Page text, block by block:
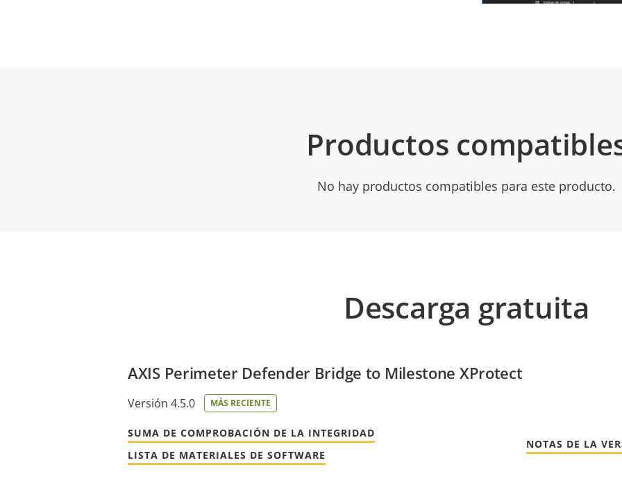
Productos
No hay productos compatibles para este producto.
Descarga gratuita
AXIS Perimeter Defender Bridge to Milestone XProtect
Versión 4.5.0 MÁS RECIENTE
SUMA DE COMPROBACIÓN DE LA INTEGRIDAD
LISTA DE MATERIALES DE SOFTWARE
NOTAS DE LA